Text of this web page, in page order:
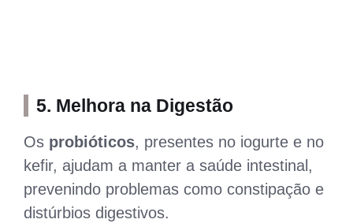
5. Melhora na Digestão
Os probióticos, presentes no iogurte e no
kefir, ajudam a manter a saúde intestinal,
prevenindo problemas como constipação e
distúrbios digestivos.